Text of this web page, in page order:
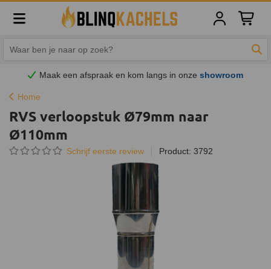
Maak een afspraak en kom langs in onzeshowroom
Home
RVS verloopstuk Ø79mm naar
Ø110mm
Schrijf eerste review Product: 3792